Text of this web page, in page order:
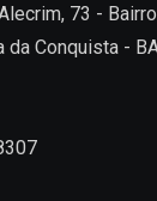
73 -
da Conquista -